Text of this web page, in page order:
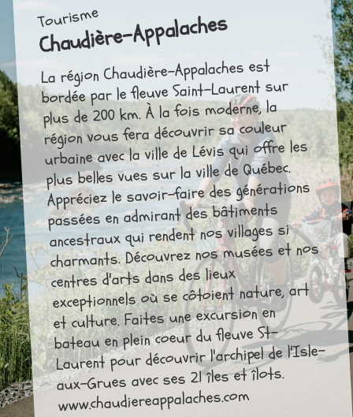
Tourisme
Chaudière-Appalaches
La région Chaudière-Appalaches est
bordée par le fleuve Saint-Laurent sur
plus de 200 km. À la fois moderne, la
région vous fera découvrir sa couleur
urbaine avec la ville de Lévis qui offre les
plus belles vues sur la ville de Québec.
Appréciez le savoir-faire des générations
passées en admirant des bâtiments
ancestraux qui rendent nos villages si
charmants. Découvrez nos musées et nos
centres d'arts dans des lieux
exceptionnels où se côtoient nature, art
et culture. Faites une excursion en
bateau en plein coeur du fleuve St-
Laurent pour découvrir l'archipel de l'Isle-
aux-Grues avec ses 21 îles et îlots.
www.chaudiereappalaches.com